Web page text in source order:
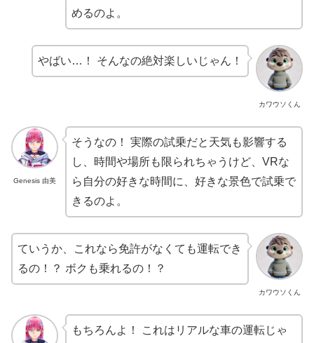
めるのよ。
カワウソくん
やばい…！ そんなの絶対楽しいじゃん！
Genesis 由美
そうなの！ 実際の試乗だと天気も影響する
し、時間や場所も限られちゃうけど、VRな
ら自分の好きな時間に、好きな景色で試乗で
きるのよ。
カワウソくん
ていうか、これなら免許がなくても運転でき
るの！？ ボクも乗れるの！？
もちろんよ！ これはリアルな車の運転じゃ